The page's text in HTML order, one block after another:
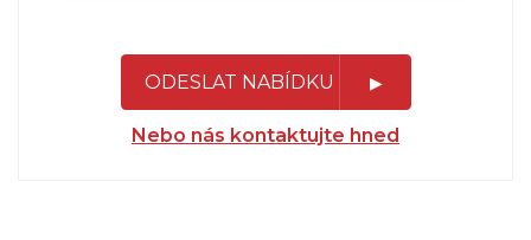
ODESLAT NABÍDKU
Nebo nás kontaktujte hned